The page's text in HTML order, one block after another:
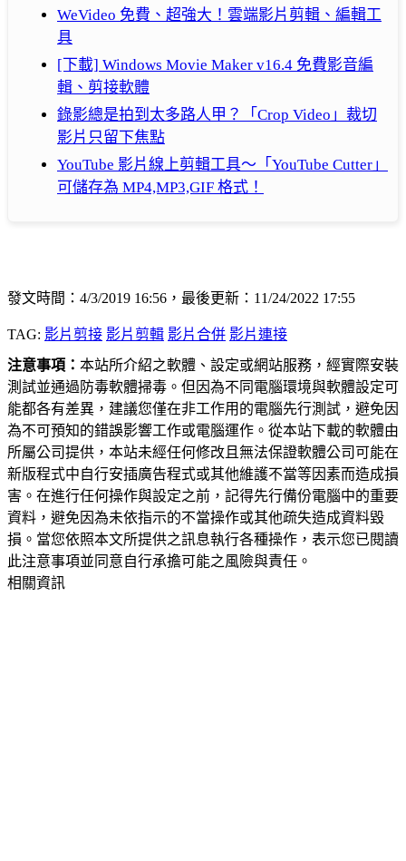
WeVideo 免費、超強大！雲端影片剪輯、編輯工
具
[下載] Windows Movie Maker v16.4 免費影音編
輯、剪接軟體
錄影總是拍到太多路人甲？「Crop Video」裁切
影片只留下焦點
YouTube 影片線上剪輯工具～「YouTube Cutter」
可儲存為 MP4,MP3,GIF 格式！
發文時間：4/3/2019 16:56，最後更新：11/24/2022 17:55
TAG: 影片剪接 影片剪輯 影片合併 影片連接
注意事項： 本站所介紹之軟體、設定或網站服務，經實際安裝
測試並通過防毒軟體掃毒。但因為不同電腦環境與軟體設定可
能都各有差異，建議您僅在非工作用的電腦先行測試，避免因
為不可預知的錯誤影響工作或電腦運作。從本站下載的軟體由
所屬公司提供，本站未經任何修改且無法保證軟體公司可能在
新版程式中自行安插廣告程式或其他維護不當等因素而造成損
害。在進行任何操作與設定之前，記得先行備份電腦中的重要
資料，避免因為未依指示的不當操作或其他疏失造成資料毀
損。當您依照本文所提供之訊息執行各種操作，表示您已閱讀
此注意事項並同意自行承擔可能之風險與責任。
相關資訊